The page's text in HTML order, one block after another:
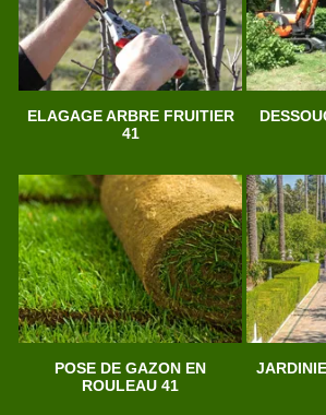
ELAGAGE ARBRE FRUITIER
41
POSE DE GAZON EN
ROULEAU 41